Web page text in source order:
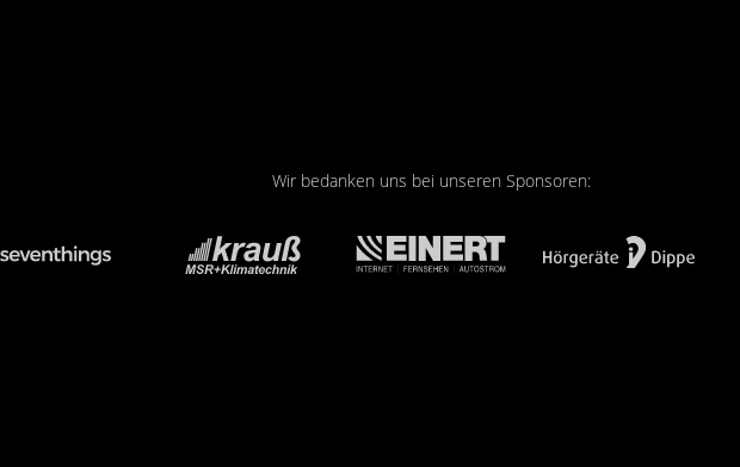
Wir bedanken uns bei unseren Sponsoren: